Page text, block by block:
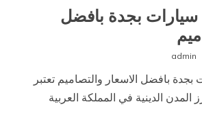
بجدة بافضل
admin
بافضل الاسعار والتصاميم تعتبر
المدن الدينية في المملكة العربية